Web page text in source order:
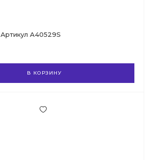
Артикул A40529S
В КОРЗИНУ